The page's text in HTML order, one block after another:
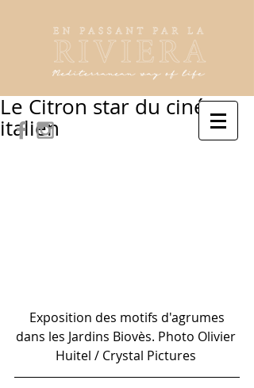
Le Citron star du cinéma
italien
dans les Jardins Biovès. Photo Olivier
Huitel / Crystal Pictures